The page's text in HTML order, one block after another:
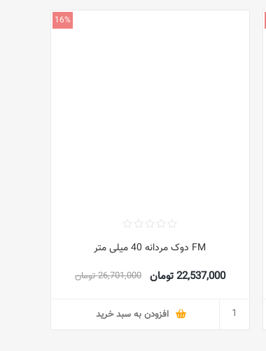
16%
FM دوک مردانه 40 میلی متر
22,537,000 تومان 26,701,000 تومان
افزودن به سبد خرید